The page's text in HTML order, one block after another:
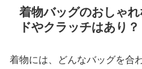
着物バッグのおしゃ
ドやクラッチはあり？
着物には、どんなバッグを合